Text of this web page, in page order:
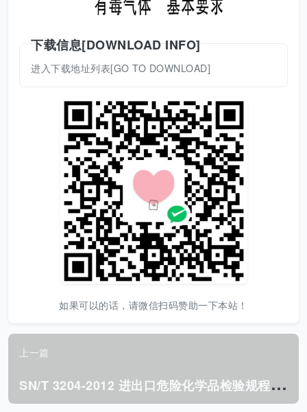
下载信息[DOWNLOAD INFO]
进入下载地址列表[GO TO DOWNLOAD]
如果可以的话，请微信扫码赞助一下本站！
上一篇
S
N/T 3204-2012 进出口危险化学品检验规程 易燃气体 基本要求.pdf